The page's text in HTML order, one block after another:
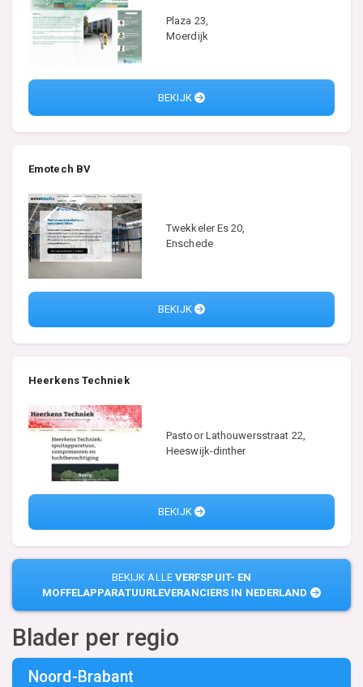
Plaza 23,
Moerdijk
BEKIJK
Emotech BV
Twekkeler Es 20,
Enschede
BEKIJK
Heerkens Techniek
Pastoor Lathouwersstraat 22,
Heeswijk-dinther
BEKIJK
BEKIJK ALLE VERFSPUIT- EN
MOFFELAPPARATUURLEVERANCIERS IN NEDERLAND
Blader per regio
Noord-Brabant